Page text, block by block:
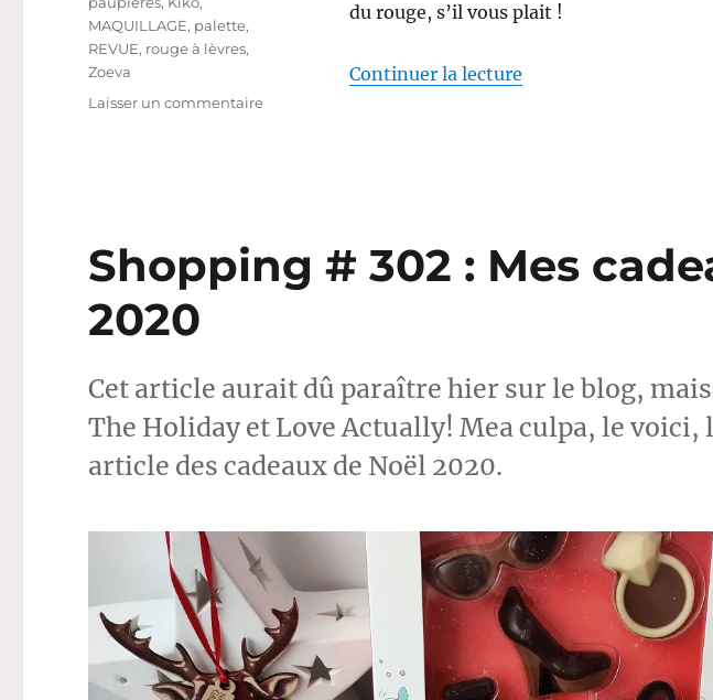
du rouge, s’il vous plait !
Continuer la lecturede « Maquillage #220
MAQUILLAGE, palette,
REVUE, rouge à lèvres,
Zoeva
Laisser un commentairesur
Kiko
et
Shopping # 302 : Mes
2020
Cet article aurait dû paraître hier sur le blog,
The Holiday et Love Actually! Mea culpa, le
article des cadeaux de Noël 2020.